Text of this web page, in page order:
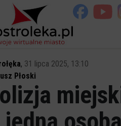
, 31 lipca 2025, 13:10
Płoski